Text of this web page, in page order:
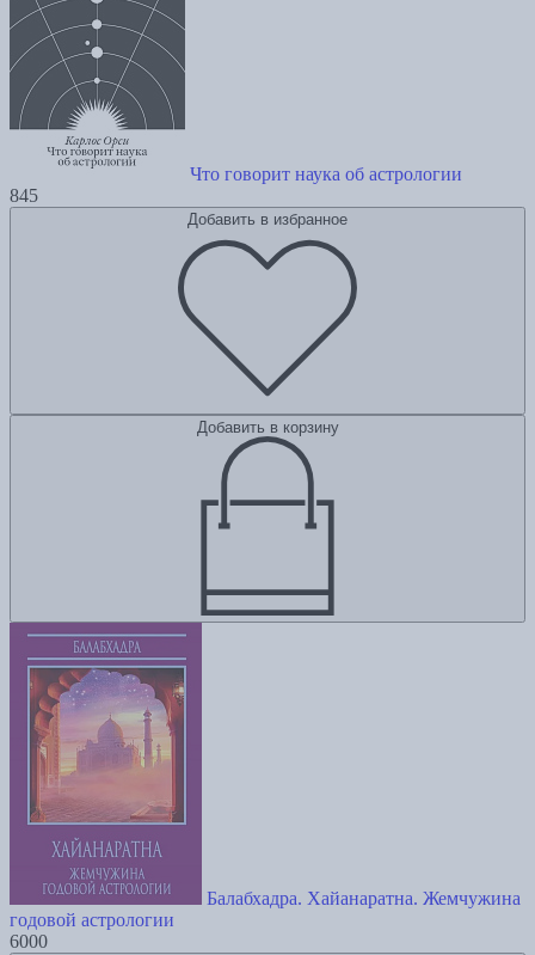
Что говорит наука об астрологии
845
Добавить в избранное
Добавить в корзину
Балабхадра. Хайанаратна. Жемчужина
годовой астрологии
6000